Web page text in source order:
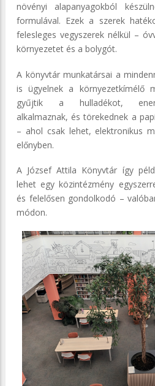
növényi alapanyagokból
formulával. Ezek a szerek
felesleges vegyszerek nélkül –
környezetet és a bolygót.
A könyvtár munkatársai a
is ügyelnek a környezetkímélő
gyűjtik a hulladékot,
alkalmaznak, és törekednek a
– ahol csak lehet, elektronikus
előnyben.
A József Attila Könyvtár így
lehet egy közintézmény
és felelősen gondolkodó –
módon.